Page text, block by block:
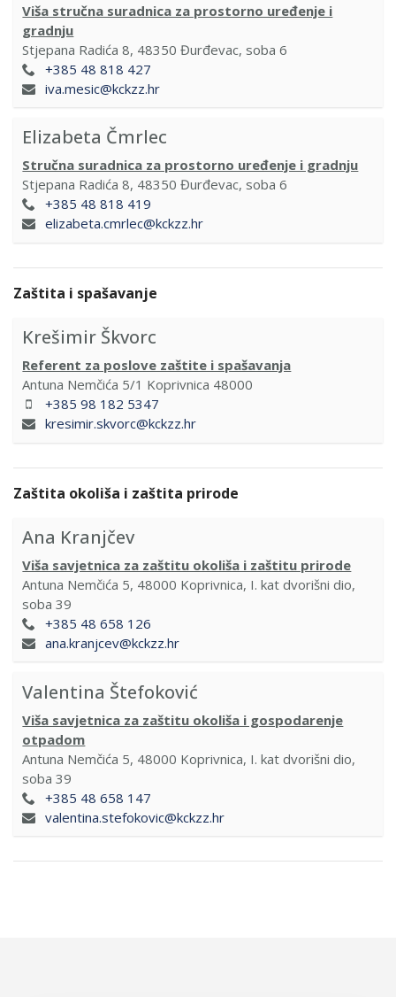
Viša stručna suradnica za prostorno uređenje i
gradnju
Stjepana Radića 8, 48350 Đurđevac, soba 6
+385 48 818 427
iva.mesic@kckzz.hr
Elizabeta Čmrlec
Stručna suradnica za prostorno uređenje i gradnju
Stjepana Radića 8, 48350 Đurđevac, soba 6
+385 48 818 419
elizabeta.cmrlec@kckzz.hr
Zaštita i spašavanje
Krešimir Škvorc
Referent za poslove zaštite i spašavanja
Antuna Nemčića 5/1 Koprivnica 48000
+385 98 182 5347
kresimir.skvorc@kckzz.hr
Zaštita okoliša i zaštita prirode
Ana Kranjčev
Viša savjetnica za zaštitu okoliša i zaštitu prirode
Antuna Nemčića 5, 48000 Koprivnica, I. kat dvorišni dio,
soba 39
+385 48 658 126
ana.kranjcev@kckzz.hr
Valentina Štefoković
Viša savjetnica za zaštitu okoliša i gospodarenje
otpadom
Antuna Nemčića 5, 48000 Koprivnica, I. kat dvorišni dio,
soba 39
+385 48 658 147
valentina.stefokovic@kckzz.hr